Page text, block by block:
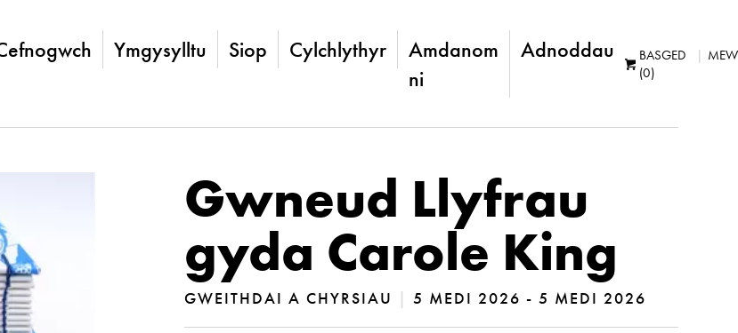
Ymgysylltu Siop Cylchlythyr
Amdanom
ni
Adnoddau
BASGED
(0)
Gwneud Llyfrau
gyda Carole King
GWEITHDAI A CHYRSIAU | 5 MEDI 2026 - 5 MEDI 2026